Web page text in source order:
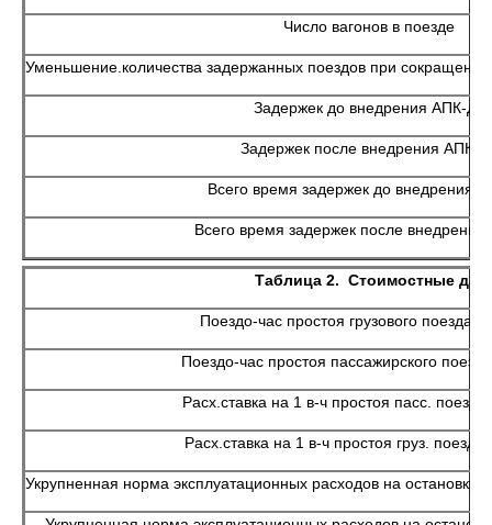
Число вагонов в поезде
Уменьшение.количества задержанных поездов при
Задержек до внедрения АПК-ДК
Задержек после внедрения АПК-
Всего время задержек до внедрения
Всего время задержек после
Таблица 2. Стоимостные
Поездо-час простоя грузового поезда
Поездо-час простоя пассажирского поезда
Расх.ставка на 1 в-ч простоя пасс. поезда
Расх.ставка на 1 в-ч простоя груз. поезда
Укрупненная норма эксплуатационных расходов на остановку